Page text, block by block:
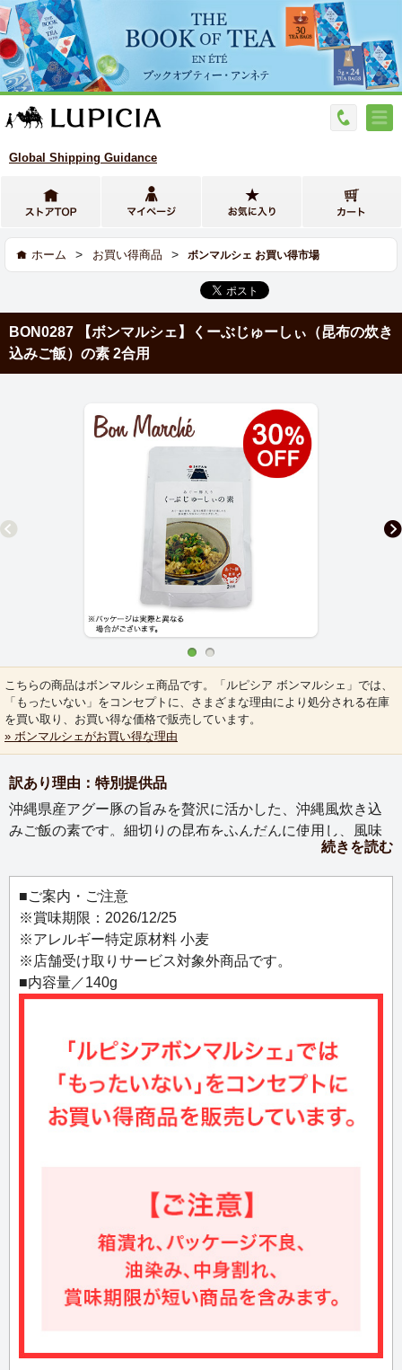
Global Shipping Guidance
ホーム > お買い得商品 > ボンマルシェ お買い得市場
BON0287 【ボンマルシェ】くーぶじゅーしぃ（昆布の炊き
込みご飯）の素 2合用
こちらの商品はボンマルシェ商品です。「ルピシア ボンマルシェ」では、
「もったいない」をコンセプトに、さまざまな理由により処分される在庫
を買い取り、お買い得な価格で販売しています。
» ボンマルシェがお買い得な理由
訳あり理由：特別提供品
沖縄県産アグー豚の旨みを贅沢に活かした、沖縄風炊き込
みご飯の素です。細切りの昆布をふんだんに使用し、風味
豊かでコク深い味わいに仕上げました。お米と一緒に炊く
だけで、本場の郷土料理が手軽に楽しめます。
続きを読む
■ご案内・ご注意
※賞味期限：2026/12/25
※アレルギー特定原材料 小麦
※店舗受け取りサービス対象外商品です。
■内容量／140g